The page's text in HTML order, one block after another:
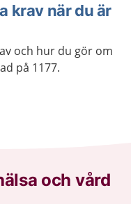
krav när du är
och hur du gör om
på 1177.
och vård